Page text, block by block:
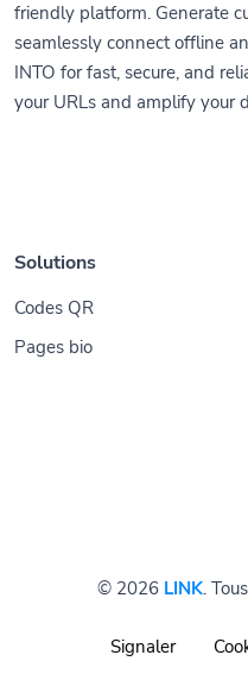
friendly platform. Generate
seamlessly connect offline
INTO for fast, secure, and
your URLs and amplify your
Solutions
Codes QR
Pages bio
© 2026 LINK.
Signaler